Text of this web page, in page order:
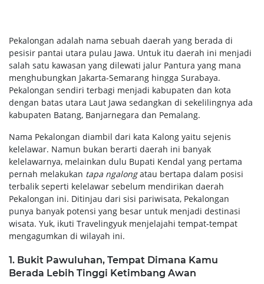
Pekalongan adalah nama sebuah daerah yang berada di
pesisir pantai utara pulau Jawa. Untuk itu daerah ini menjadi
salah satu kawasan yang dilewati jalur Pantura yang mana
menghubungkan Jakarta-Semarang hingga Surabaya.
Pekalongan sendiri terbagi menjadi kabupaten dan kota
dengan batas utara Laut Jawa sedangkan di sekelilingnya ada
kabupaten Batang, Banjarnegara dan Pemalang.
Nama Pekalongan diambil dari kata Kalong yaitu sejenis
kelelawar. Namun bukan berarti daerah ini banyak
kelelawarnya, melainkan dulu Bupati Kendal yang pertama
pernah melakukan tapa ngalongatau bertapa dalam posisi
terbalik seperti kelelawar sebelum mendirikan daerah
Pekalongan ini. Ditinjau dari sisi pariwisata, Pekalongan
punya banyak potensi yang besar untuk menjadi destinasi
wisata. Yuk, ikuti Travelingyuk menjelajahi tempat-tempat
mengagumkan di wilayah ini.
1. Bukit Pawuluhan, Tempat Dimana Kamu
Berada Lebih Tinggi Ketimbang Awan